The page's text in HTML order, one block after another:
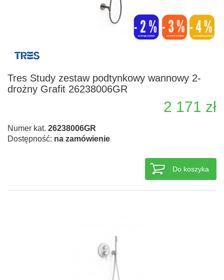
Tres Study zestaw podtynkowy wannowy 2-
drożny Grafit 26238006GR
2 171 zł
Numer kat. 26238006GR
Dostępność: na zamówienie
Do koszyka